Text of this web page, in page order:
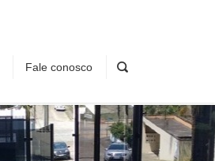
Fale conosco